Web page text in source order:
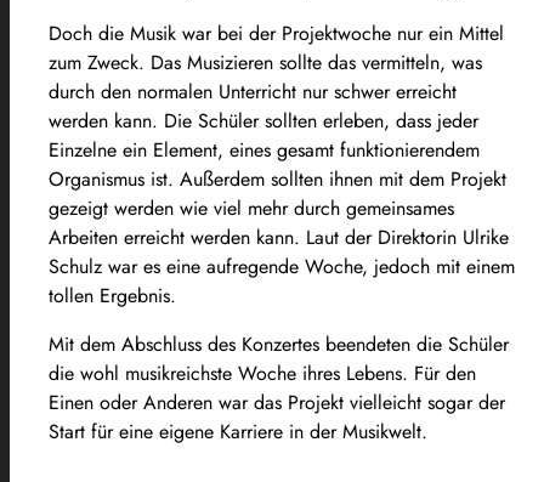
Doch die Musik war bei der Projektwoche nur ein Mittel
zum Zweck. Das Musizieren sollte das vermitteln, was
durch den normalen Unterricht nur schwer erreicht
werden kann. Die Schüler sollten erleben, dass jeder
Einzelne ein Element, eines gesamt funktionierendem
Organismus ist. Außerdem sollten ihnen mit dem Projekt
gezeigt werden wie viel mehr durch gemeinsames
Arbeiten erreicht werden kann. Laut der Direktorin Ulrike
Schulz war es eine aufregende Woche, jedoch mit einem
tollen Ergebnis.
Mit dem Abschluss des Konzertes beendeten die Schüler
die wohl musikreichste Woche ihres Lebens. Für den
Einen oder Anderen war das Projekt vielleicht sogar der
Start für eine eigene Karriere in der Musikwelt.